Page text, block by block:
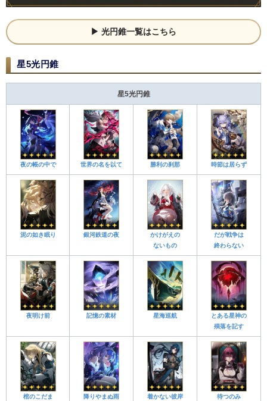
光円錐一覧はこちら
星5光円錐
星5光円錐
夜の帳の中で 世界の名を以て 勝利の刹那 時節は居らず
泥の如き眠り 銀河鉄道の夜
かけがえの
ないもの
だが戦争は
終わらない
夜明け前 記憶の素材 星海巡航
とある星神の
殞落を記す
棺のこだま 降りやまぬ雨 着かない彼岸 待つのみ